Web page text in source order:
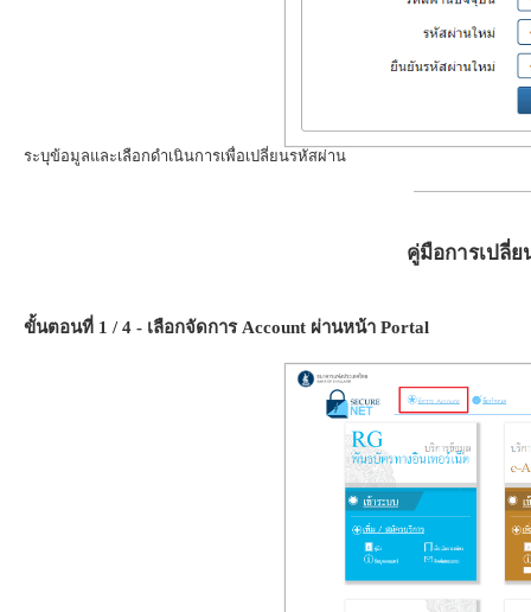
ระบุข้อมูลและเลือกดำเนินการเพื่อเปลี่ยนรหัสผ่าน
คู่มือการเปลี่
ขั้นตอนที่ 1 / 4 - เลือกจัดการ Account ผ่านหน้า Portal